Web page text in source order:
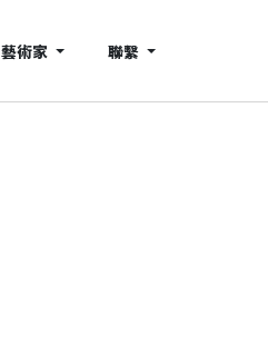
藝術家 聯繫